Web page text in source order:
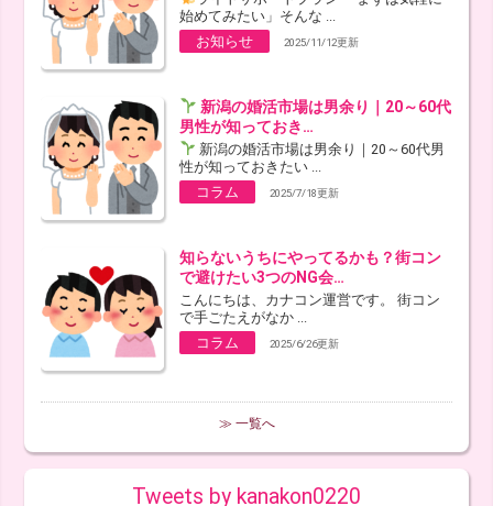
始めてみたい」そんな ...
お知らせ
2025/11/12更新
新潟の婚活市場は男余り｜20～60代
男性が知っておき…
新潟の婚活市場は男余り｜20～60代男
性が知っておきたい ...
コラム
2025/7/18更新
知らないうちにやってるかも？街コン
で避けたい3つのNG会…
こんにちは、カナコン運営です。 街コン
で手ごたえがなか ...
コラム
2025/6/26更新
≫ 一覧へ
Tweets by kanakon0220